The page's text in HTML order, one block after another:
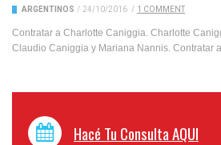
ARGENTINOS / 24/10/2016 / 1 COMMENT
Contratar a Charlotte Caniggia. Charlotte
Claudio Caniggia y Mariana Nannis. Contratar
Hacé Tu Consulta AQUI